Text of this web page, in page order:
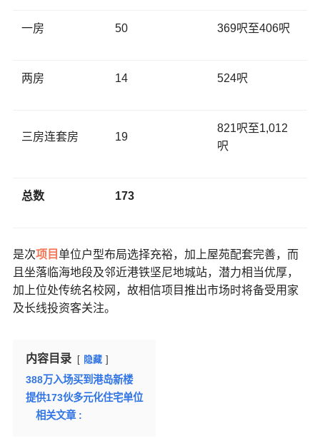
一房 50 369呎至406呎
两房 14 524呎
三房连套房 19
821呎至1,012
呎
总数 173
是次项目 单位户型布局选择充裕，加上屋苑配套完善，而
且坐落临海地段及邻近港铁坚尼地城站，潜力相当优厚，
加上位处传统名校网，故相信项目推出市场时将备受用家
及长线投资客关注。
内容目录 隐藏
388万入场买到港岛新楼
提供173伙多元化住宅单位
相关文章 :